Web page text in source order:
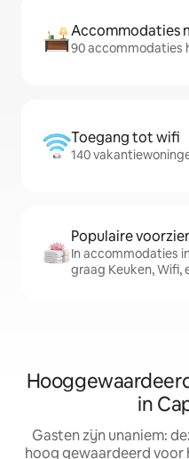
Accommodaties
90 accommodaties
Toegang tot wifi
140
Populaire
In accommodaties
graag Keuken, Wifi,
in
Gasten zijn unaniem:
hoog gewaardeerd voor